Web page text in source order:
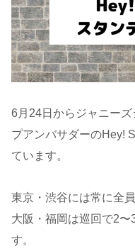
6月24日からジャニー
プアンバサダーのHey!
ています。
東京・渋谷には常に全
大阪・福岡は巡回で2〜
す。